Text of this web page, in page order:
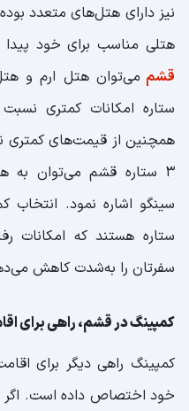
نیز دارای هتل‌های متعدد
هتلی مناسب برای خود پیدا
قشم
همچنین از قیمت‌های کمتری
3 ستاره قشم می‌توان
ستاره هستند که امکانات
سفرتان را به‌شدت کاهش
کمپینگ در قشم، راهی برای
کمپینگ راهی دیگر برای
خود اختصاص داده است. اگر